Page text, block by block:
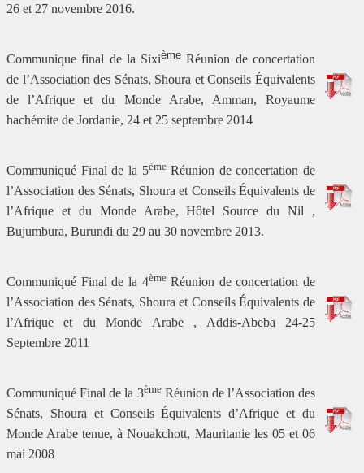
26 et 27 novembre 2016.
Communique final de la Sixième Réunion de concertation
de l’Association des Sénats, Shoura et Conseils Équivalents
de l’Afrique et du Monde Arabe, Amman, Royaume
hachémite de Jordanie, 24 et 25 septembre 2014
Communiqué Final de la 5èmeRéunion de concertation de
l’Association des Sénats, Shoura et Conseils Équivalents de
l’Afrique et du Monde Arabe, Hôtel Source du Nil ,
Bujumbura, Burundi du 29 au 30 novembre 2013.
Communiqué Final de la 4èmeRéunion de concertation de
l’Association des Sénats, Shoura et Conseils Équivalents de
l’Afrique et du Monde Arabe , Addis-Abeba 24-25
Septembre 2011
Communiqué Final de la 3èmeRéunion de l’Association des
Sénats, Shoura et Conseils Équivalents d’Afrique et du
Monde Arabe tenue, à Nouakchott, Mauritanie les 05 et 06
mai 2008